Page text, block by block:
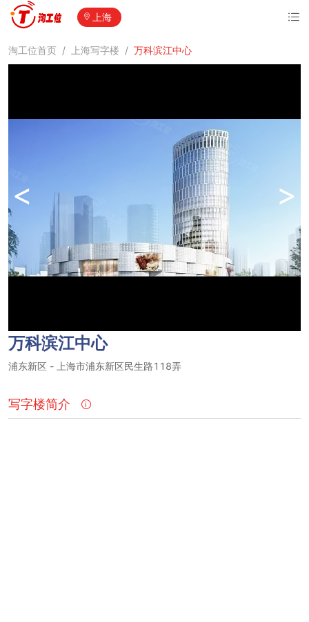
上海
淘工位首页 / 上海写字楼 / 万科滨江中心
< >
万科滨江中心
浦东新区 - 上海市浦东新区民生路118弄
写字楼简介